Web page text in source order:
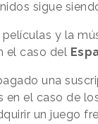
sigue
y la
el caso del
una
el caso de
un juego